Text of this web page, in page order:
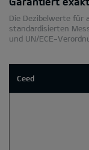
Die Dezibelwerte für
standardisierten
und UN/ECE-
Ceed